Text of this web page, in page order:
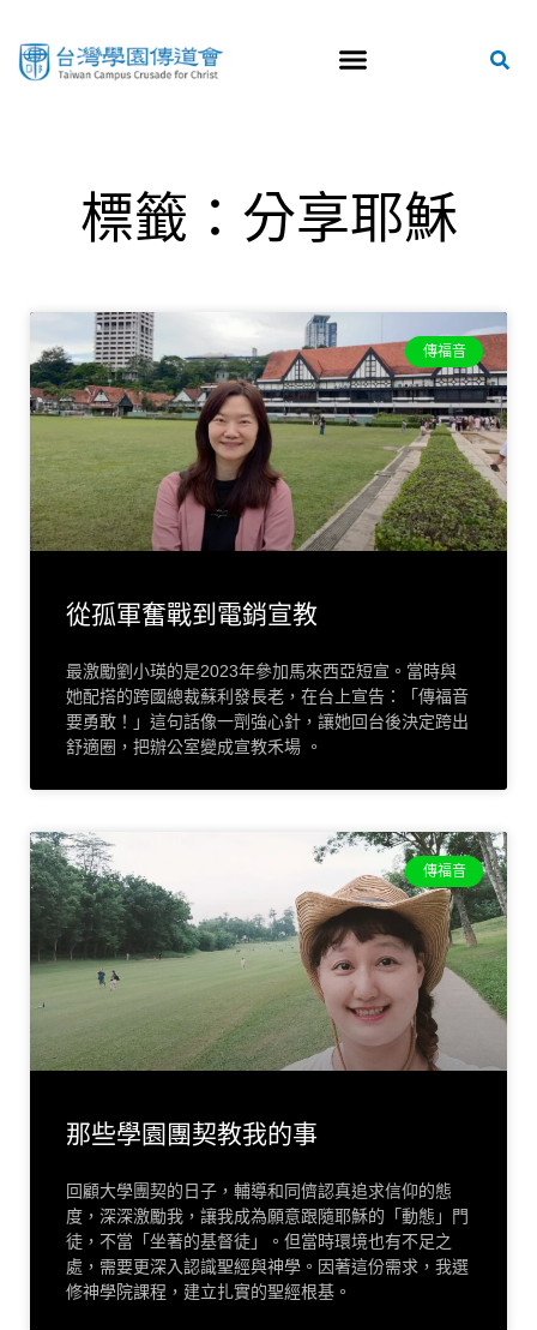
標籤：分享耶穌
傳福音
從孤軍奮戰到電銷宣教
最激勵劉小瑛的是2023年參加馬來西亞短宣。當時與
她配搭的跨國總裁蘇利發長老，在台上宣告：「傳福音
要勇敢！」這句話像一劑強心針，讓她回台後決定跨出
舒適圈，把辦公室變成宣教禾場 。
傳福音
那些學園團契教我的事
回顧大學團契的日子，輔導和同儕認真追求信仰的態
度，深深激勵我，讓我成為願意跟隨耶穌的「動態」門
徒，不當「坐著的基督徒」。但當時環境也有不足之
處，需要更深入認識聖經與神學。因著這份需求，我選
修神學院課程，建立扎實的聖經根基。